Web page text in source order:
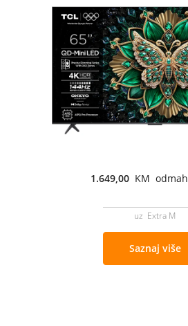
1.649,00 KM odmah
uz Extra M
Saznaj više